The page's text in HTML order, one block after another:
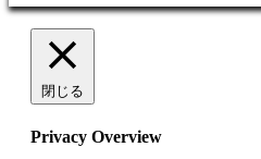
閉じる
Privacy Overview